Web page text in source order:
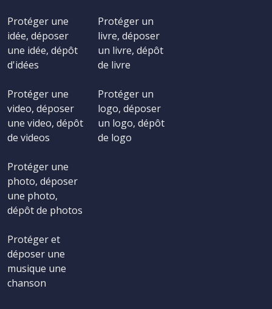
Protéger une
idée, déposer
une idée, dépôt
d'idées
Protéger une
video, déposer
une video, dépôt
de videos
Protéger une
photo, déposer
une photo,
dépôt de photos
Protéger et
déposer une
musique une
chanson
Protéger un
livre, déposer
un livre, dépôt
de livre
Protéger un
logo, déposer
un logo, dépôt
de logo